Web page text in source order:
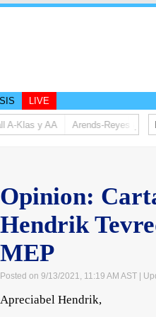
LIVE
y AA Arends-Reyes (AVP):
Opinion:
Hendrik
MEP
Posted on 9/13/2021, 11:19 AM AST |
Apreciabel Hendrik,